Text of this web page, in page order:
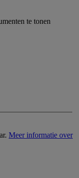
te tonen
Meer informatie over